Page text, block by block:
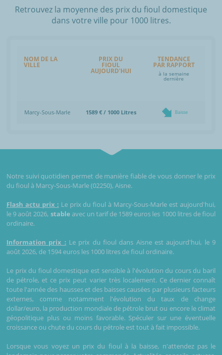
Retrouvez la moyenne des prix du fioul domestique
dans votre ville pour 1000 litres.
NOM DE LA
VILLE
PRIX DU
FIOUL
AUJOURD'HUI
TENDANCE
PAR RAPPORT
à la semaine
dernière
Marcy-Sous-Marle 1589 € / 1000 Litres Baisse
Notre suivi quotidien permet de manière fiable de vous donner le prix
du fioul à Marcy-Sous-Marle (02250), Aisne.
Flash actu prix : Le prix du fioul à Marcy-Sous-Marle est aujourd'hui,
le 9 août 2026, stable avec un tarif de 1589 euros les 1000 litres de fioul
ordinaire.
Information prix : Le prix du fioul dans Aisne est aujourd'hui, le 9
août 2026, de 1594 euros les 1000 litres de fioul ordinaire.
Le prix du fioul domestique est sensible à l'évolution du cours du baril
de pétrole, et ce prix peut varier très localement. Ce dernier connaît
toute l'année des hausses et des baisses causées par plusieurs facteurs
externes, comme notamment l'évolution du taux de change
dollar/euro, la production mondiale de pétrole brut ou encore le climat
géopolitique plus ou moins favorable. Spéculer sur une éventuelle
croissance ou chute du cours du pétrole est tout à fait impossible.
Lorsque vous voyez un prix du fioul à la baisse, n'attendez pas le